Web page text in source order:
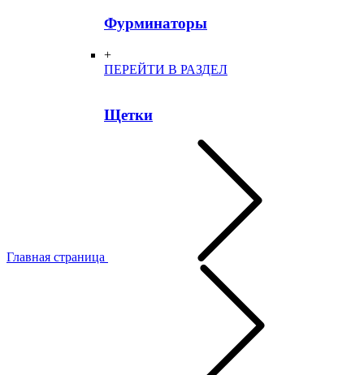
Фурминаторы
+
ПЕРЕЙТИ В РАЗДЕЛ
Щетки
Главная страница